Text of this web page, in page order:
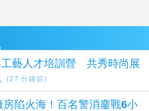
工藝人才培訓營 共秀時尚展
(27 分鐘前)
陷火海！百名警消鏖戰6小